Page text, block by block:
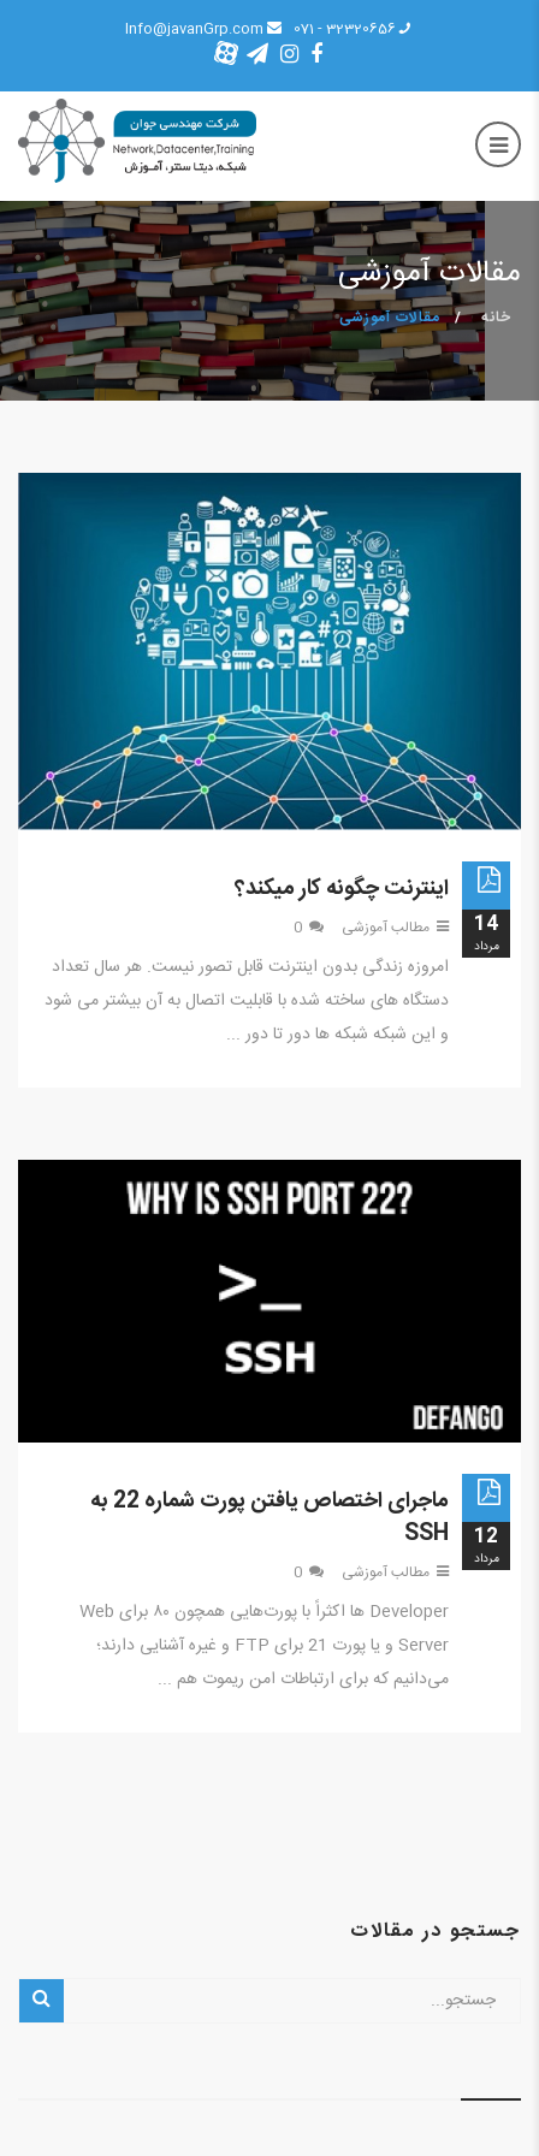
32320656 - 071
مقالات آموزشی
خانه مقالات آموزشی
اینترنت چگونه کار میکند؟
مطالب آموزشی 0
امروزه زندگی بدون اینترنت قابل تصور نیست. هر سال تعداد
دستگاه های ساخته شده با قابلیت اتصال به آن بیشتر می شود
و این شبکه شبکه ها دور تا دور ...
14
مرداد
ماجرای اختصاص یافتن پورت شماره 22 به
SSH
مطالب آموزشی 0
Developer ها اکثراً با پورت‌هایی همچون ۸۰ برای Web
Server و یا پورت 21 برای FTP و غیره آشنایی دارند؛
می‌دانیم که برای ارتباطات امن ریموت هم ...
12
مرداد
جستجو در مقالات